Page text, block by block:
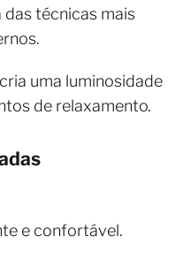
das técnicas mais
uma luminosidade
de relaxamento.
e confortável.